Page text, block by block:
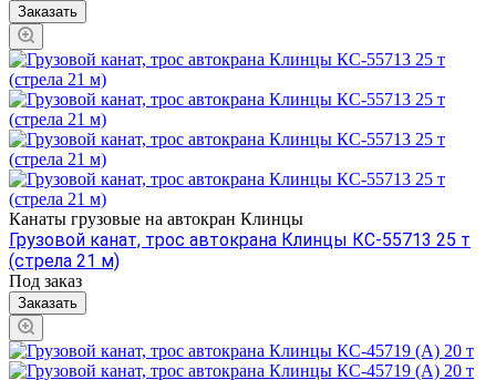
Заказать
Канаты грузовые на автокран Клинцы
Грузовой канат, трос автокрана Клинцы КС-55713 25 т
(стрела 21 м)
Под заказ
Заказать